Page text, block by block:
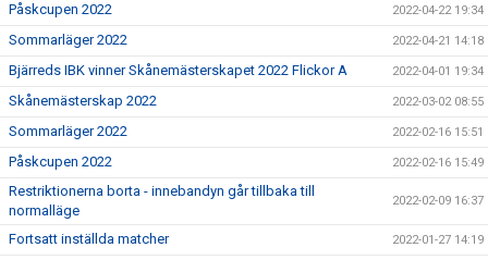
Påskcupen 2022 2022-04-22 19:34
Sommarläger 2022 2022-04-21 14:18
Bjärreds IBK vinner Skånemästerskapet 2022 Flickor A 2022-04-01 19:34
Skånemästerskap 2022 2022-03-02 08:55
Sommarläger 2022 2022-02-16 15:51
Påskcupen 2022 2022-02-16 15:49
Restriktionerna borta - innebandyn går tillbaka till
normalläge
2022-02-09 16:37
Fortsatt inställda matcher 2022-01-27 14:19